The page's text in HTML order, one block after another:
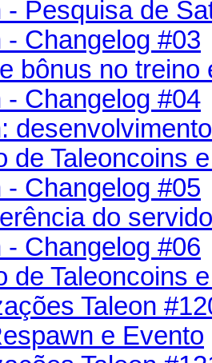
- Pesquisa de
- Changelog #03
bônus no
- Changelog #04
de Taleoncoins
- Changelog #05
do
- Changelog #06
de Taleoncoins
Taleon
e Evento